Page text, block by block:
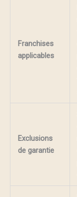
Franchises
applicables
Exclusions
de garantie